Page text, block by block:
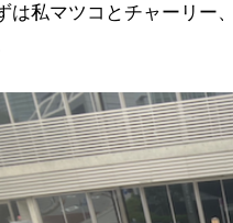
は私マツコとチャーリー